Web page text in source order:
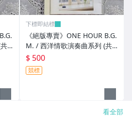
3
下標即結標
《絕版專賣》ONE HOUR B.G.
M. / 西洋情歌演奏曲系列 (共3
CD.日本Denon.無IFPI)
$ 500
競標
看全部